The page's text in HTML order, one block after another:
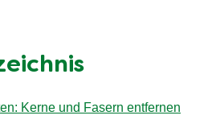
Kerne und Fasern entfernen